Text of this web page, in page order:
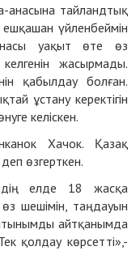
анасына тайландтық
үйленбеймін
уақыт өте өз
жасырмады.
қабылдау болған.
ұстану керектігін
келіскен.
Хачок. Қазақ
өзгерткен.
елде 18 жасқа
шешімін, таңдауын
айтқанымда
қолдау көрсетті»,-